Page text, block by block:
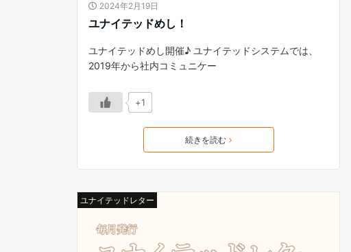
2024年2月19日
ユナイテッドめし！
ユナイテッドめし開催♪ ユナイテッドシステムでは、
2019年から社内コミュニケー
+1
続きを読む
ユナイテッドレター